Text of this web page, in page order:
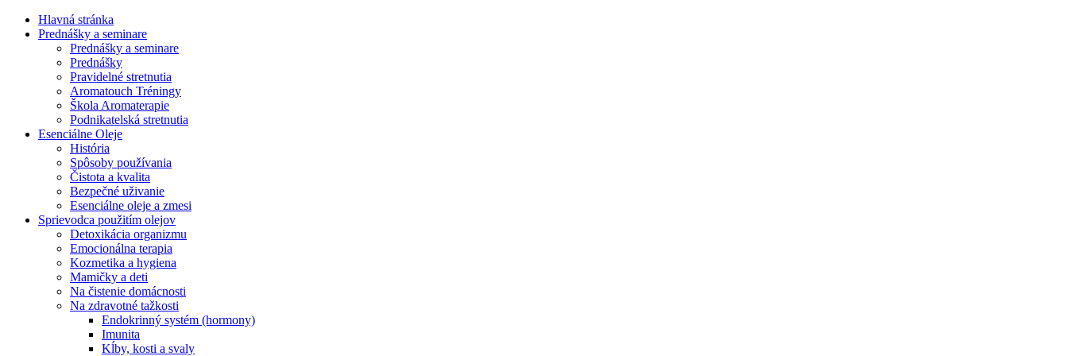
Hlavná stránka
Prednášky a seminare
Prednášky a seminare
Prednášky
Pravidelné stretnutia
Aromatouch Tréningy
Škola Aromaterapie
Podnikatelská stretnutia
Esenciálne Oleje
História
Spôsoby používania
Čistota a kvalita
Bezpečné uživanie
Esenciálne oleje a zmesi
Sprievodca použitím olejov
Detoxikácia organizmu
Emocionálna terapia
Kozmetika a hygiena
Mamičky a deti
Na čistenie domácnosti
Na zdravotné tažkosti
Endokrinný systém (hormony)
Imunita
Kĺby, kosti a svaly